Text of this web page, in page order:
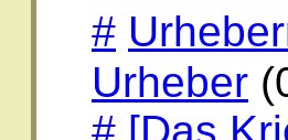
#
Urheber